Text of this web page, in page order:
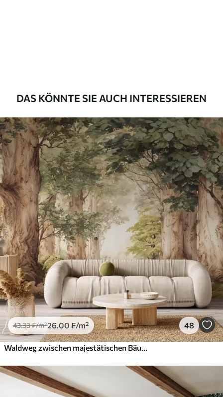
80.0048.00₣/m²
DAS KÖNNTE SIE AUCH INTERESSIEREN
43.33₣/m²26 .00 ₣/m² 48